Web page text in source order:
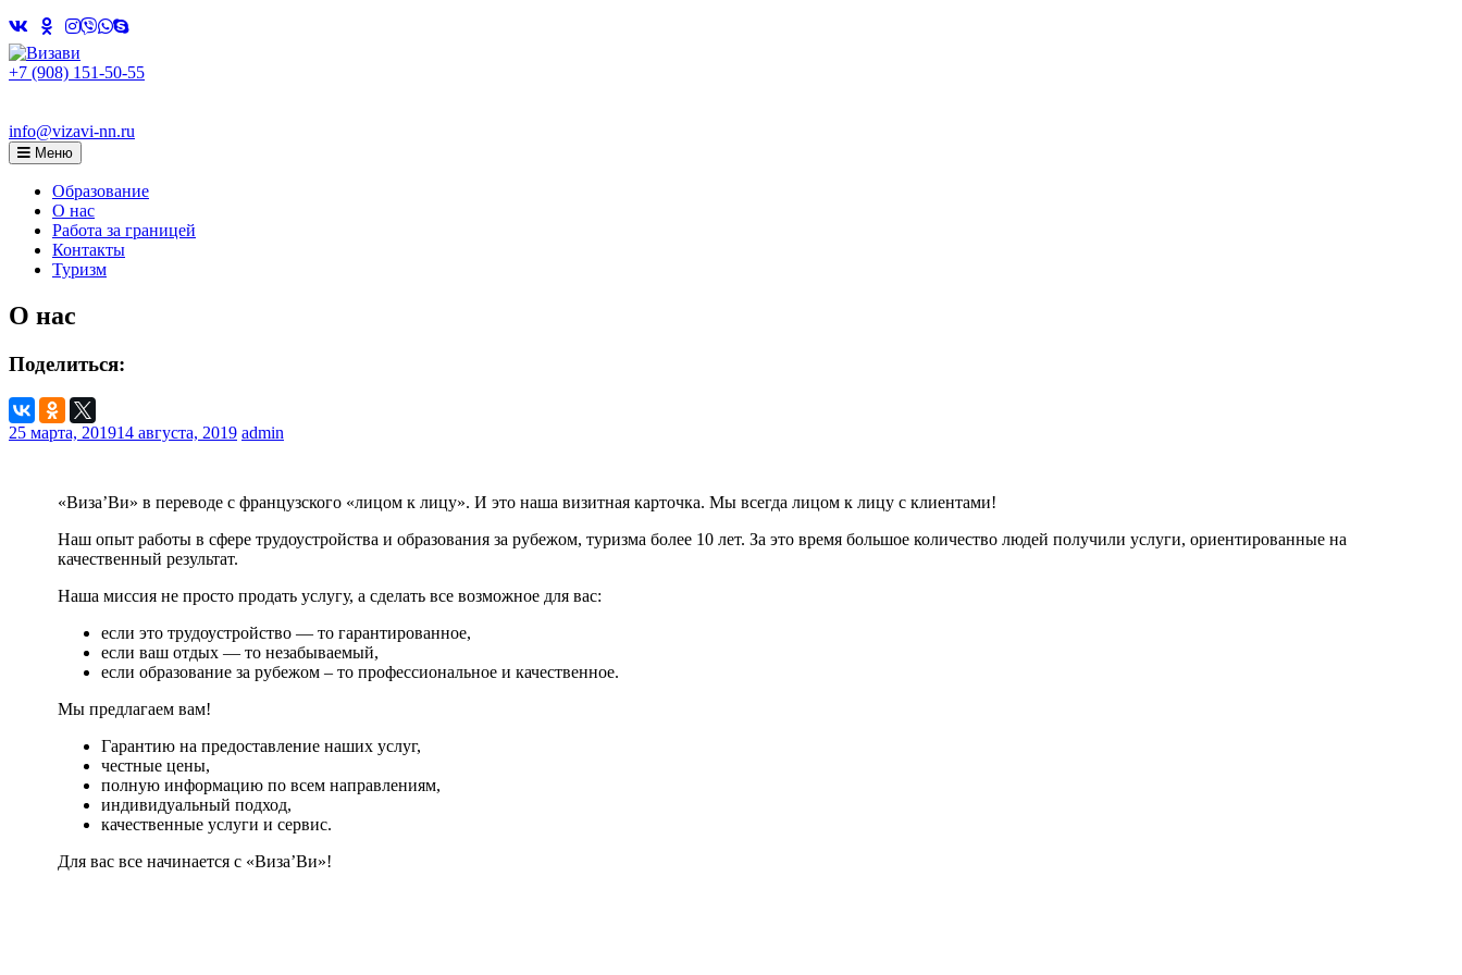
Skip
to
content
+7 (908) 151-50-55
info@vizavi-nn.ru
Меню
Образование
О нас
Работа за границей
Контакты
Туризм
О нас
Поделиться:
25 марта, 201914 августа, 2019 admin
«Виза’Ви» в переводе с французского «лицом к лицу». И это наша визитная карточка. Мы всегда лицом к лицу с клиентами!
Наш опыт работы в сфере трудоустройства и образования за рубежом, туризма более 10 лет. За это время большое количество людей получили услуги, ориентированные на
качественный результат.
Наша миссия не просто продать услугу, а сделать все возможное для вас:
если это трудоустройство — то гарантированное,
если ваш отдых — то незабываемый,
если образование за рубежом – то профессиональное и качественное.
Мы предлагаем вам!
Гарантию на предоставление наших услуг,
честные цены,
полную информацию по всем направлениям,
индивидуальный подход,
качественные услуги и сервис.
Для вас все начинается с «Виза’Ви»!